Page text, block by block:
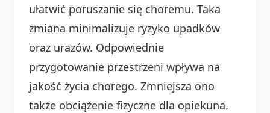
ułatwić poruszanie się choremu. Taka
zmiana minimalizuje ryzyko upadków
oraz urazów. Odpowiednie
przygotowanie przestrzeni wpływa na
jakość życia chorego. Zmniejsza ono
także obciążenie fizyczne dla opiekuna.